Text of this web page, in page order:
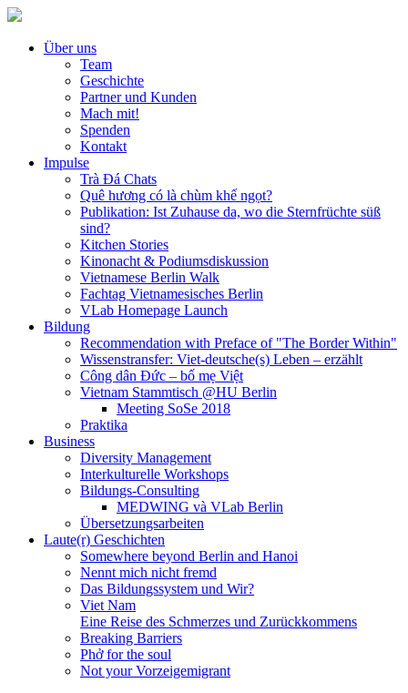
Über uns
Team
Geschichte
Partner und Kunden
Mach mit!
Spenden
Kontakt
Impulse
Trà Đá Chats
Quê hương có là chùm khế ngọt?
Publikation: Ist Zuhause da, wo die Sternfrüchte süß
sind?
Kitchen Stories
Kinonacht & Podiumsdiskussion
Vietnamese Berlin Walk
Fachtag Vietnamesisches Berlin
VLab Homepage Launch
Bildung
Recommendation with Preface of "The Border Within"
Wissenstransfer: Viet-deutsche(s) Leben – erzählt
Công dân Đức – bố mẹ Việt
Vietnam Stammtisch @HU Berlin
Meeting SoSe 2018
Praktika
Business
Diversity Management
Interkulturelle Workshops
Bildungs-Consulting
MEDWING và VLab Berlin
Übersetzungsarbeiten
Laute(r) Geschichten
Somewhere beyond Berlin and Hanoi
Nennt mich nicht fremd
Das Bildungssystem und Wir?
Viet Nam
Eine Reise des Schmerzes und Zurückkommens
Breaking Barriers
Phở for the soul
Not your Vorzeigemigrant